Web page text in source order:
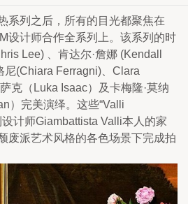
系列之后，所有的目光都聚焦在
设计师合作全系列上。该系列的时
Lee) 、肯达尔·詹娜 (Kendall
尼(Chiara Ferragni)、Clara
克（Luka Isaac）及卡梅隆·莫纳
）完美演绎。这些“Valli
设计师Giambattista Valli本人的家
派艺术风格的各色场景下完成拍